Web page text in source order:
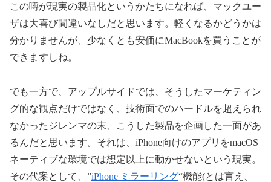
この噂が現実の製品化というかたちになれば、マックユー
ザは大喜び間違いなしだと思います。軽くなるかどうかは
分かりませんが、少なくとも安価にMacBookを買うことが
できますしね。
でも一方で、アップルサイドでは、そうしたマーケティン
グ的な観点だけではなく、技術面でのハードルを超えられ
なかったジレンマの末、こうした製品を企画した一面があ
るんだと思います。それは、iPhone向けのアプリをmacOS
ネーティブな環境では想定以上に動かせないという現実。
その代案として、”iPhone ミラーリング“機能(とは言え、